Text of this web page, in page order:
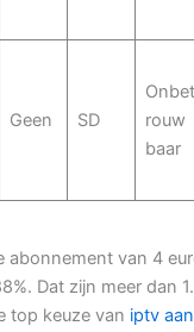
Geen SD
Onbet
rouw
baar
abonnement van 4
Dat zijn meer dan
top keuze van iptv